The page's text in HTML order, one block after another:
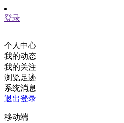
登录
个人中心
我的动态
我的关注
浏览足迹
系统消息
退出登录
移动端